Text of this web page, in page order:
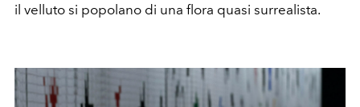
il velluto si popolano di una flora quasi surrealista.